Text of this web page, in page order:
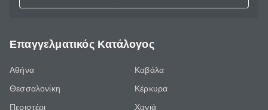
Επαγγελματικός Κατάλογος
Αθήνα
Θεσσαλονίκη
Περιστέρι
Καβάλα
Κέρκυρα
Χανιά